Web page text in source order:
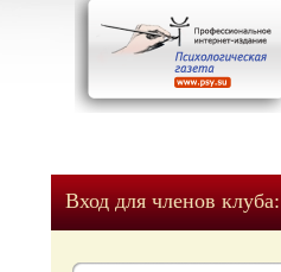
Вход для членов клуба: